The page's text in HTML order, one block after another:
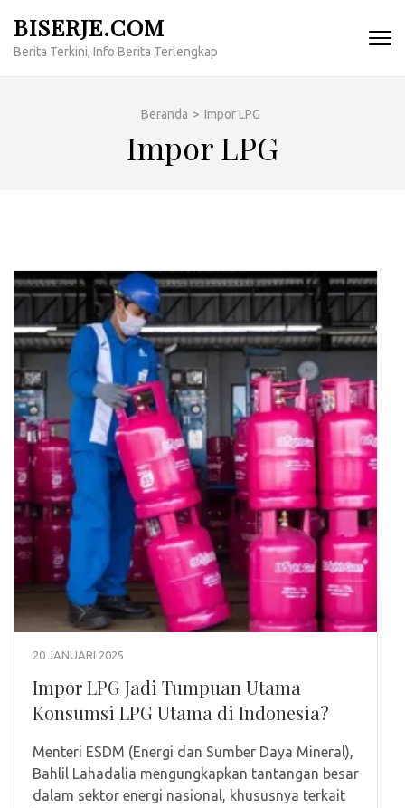
konten
BISERJE.COM
Berita Terkini, Info Berita Terlengkap
Beranda > Impor LPG
Impor LPG
20 JANUARI 2025
Impor LPG Jadi Tumpuan Utama
Konsumsi LPG Utama di Indonesia?
Menteri ESDM (Energi dan Sumber Daya Mineral),
Bahlil Lahadalia mengungkapkan tantangan besar
dalam sektor energi nasional, khususnya terkait